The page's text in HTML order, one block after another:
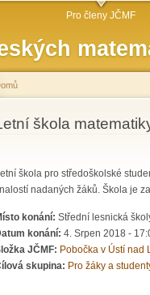
Pro členy JČMF
zde
škola
škola pro středoškolské
nadaných žáků. Škola je
konání: Střední lesnická
konání: 4. Srpen 2018 -
JČMF: Pobočka v Ústí nad
skupina: Pro žáky a